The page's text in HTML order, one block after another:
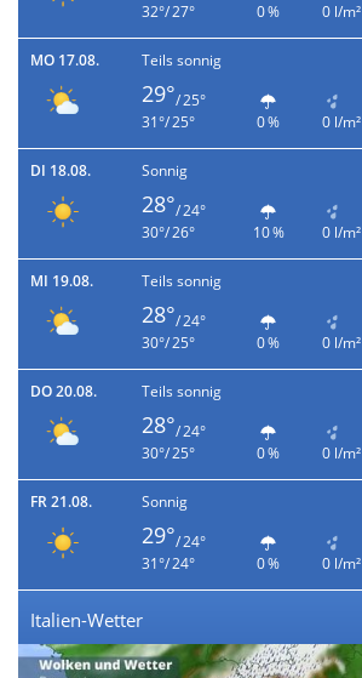
32°/ 27°
0 % 0 l/m²
MO 17.08. Teils sonnig
29°/ 25°
31°/ 25°
0 % 0 l/m²
DI 18.08. Sonnig
28°/ 24°
30°/ 26°
10 % 0 l/m²
MI 19.08. Teils sonnig
28°/ 24°
30°/ 25°
0 % 0 l/m²
DO 20.08. Teils sonnig
28°/ 24°
30°/ 25°
0 % 0 l/m²
FR 21.08. Sonnig
29°/ 24°
31°/ 24°
0 % 0 l/m²
Italien-Wetter